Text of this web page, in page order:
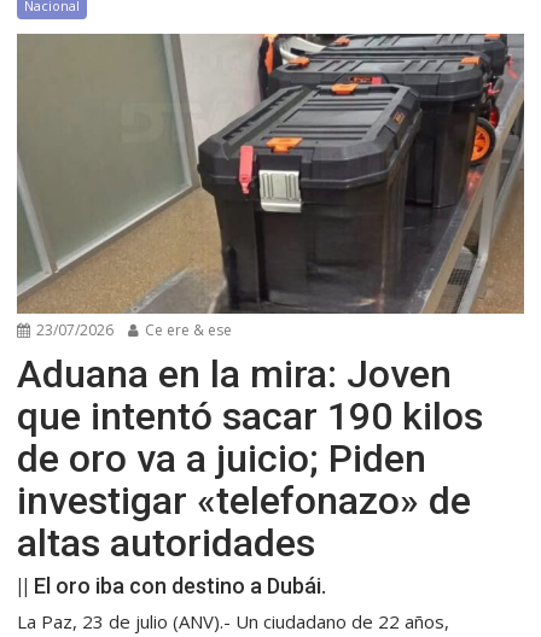
Nacional
23/07/2026 Ce ere & ese
Aduana en la mira: Joven
que intentó sacar 190 kilos
de oro va a juicio; Piden
investigar «telefonazo» de
altas autoridades
|| El oro iba con destino a Dubái.
La Paz, 23 de julio (ANV).- Un ciudadano de 22 años,